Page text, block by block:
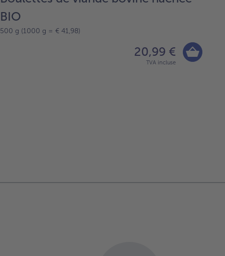
BIO
500 g (1000 g = € 41,98)
20,99 €
TVA incluse